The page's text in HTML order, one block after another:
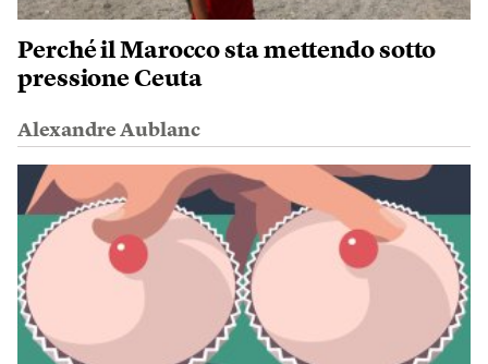
Perché il Marocco sta mettendo sotto
pressione Ceuta
Alexandre Aublanc